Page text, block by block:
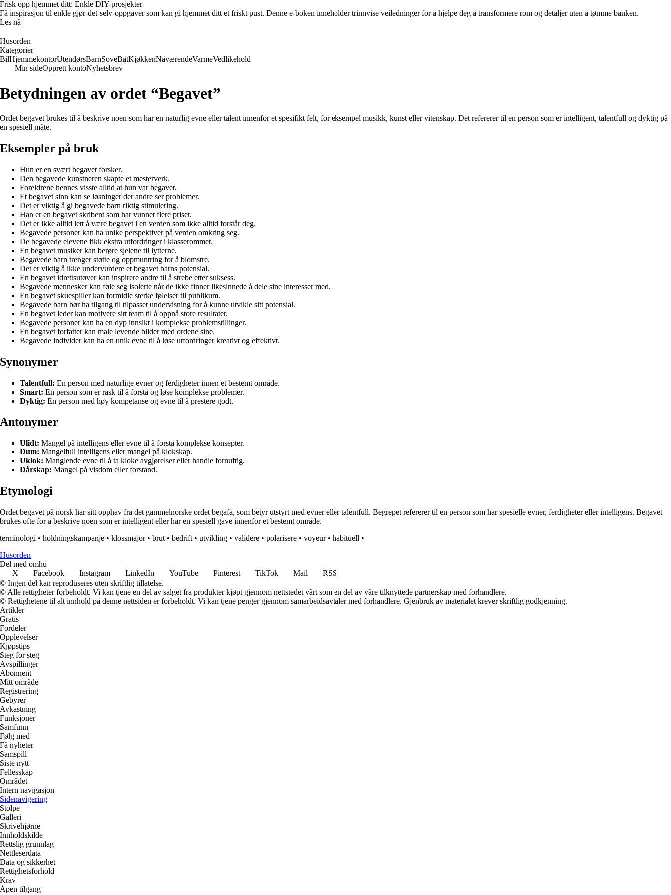
Frisk opp hjemmet ditt: Enkle DIY-prosjekter
Få inspirasjon til enkle gjør-det-selv-oppgaver som kan gi hjemmet ditt et friskt pust. Denne e-boken inneholder trinnvise veiledninger for å hjelpe deg å transformere rom og detaljer uten å tømme banken.
Les nå
Husorden
Kategorier
BilHjemmekontorUtendørsBarnSoveBåtKjøkkenNåværendeVarmeVedlikehold
Min sideOpprett kontoNyhetsbrev
Betydningen av ordet “Begavet”
Ordet begavet brukes til å beskrive noen som har en naturlig evne eller talent innenfor et spesifikt felt, for eksempel musikk, kunst eller vitenskap. Det refererer til en person som er intelligent, talentfull og dyktig på
en spesiell måte.
Eksempler på bruk
Hun er en svært begavet forsker.
Den begavede kunstneren skapte et mesterverk.
Foreldrene hennes visste alltid at hun var begavet.
Et begavet sinn kan se løsninger der andre ser problemer.
Det er viktig å gi begavede barn riktig stimulering.
Han er en begavet skribent som har vunnet flere priser.
Det er ikke alltid lett å være begavet i en verden som ikke alltid forstår deg.
Begavede personer kan ha unike perspektiver på verden omkring seg.
De begavede elevene fikk ekstra utfordringer i klasserommet.
En begavet musiker kan berøre sjelene til lytterne.
Begavede barn trenger støtte og oppmuntring for å blomstre.
Det er viktig å ikke undervurdere et begavet barns potensial.
En begavet idrettsutøver kan inspirere andre til å strebe etter suksess.
Begavede mennesker kan føle seg isolerte når de ikke finner likesinnede å dele sine interesser med.
En begavet skuespiller kan formidle sterke følelser til publikum.
Begavede barn bør ha tilgang til tilpasset undervisning for å kunne utvikle sitt potensial.
En begavet leder kan motivere sitt team til å oppnå store resultater.
Begavede personer kan ha en dyp innsikt i komplekse problemstillinger.
En begavet forfatter kan male levende bilder med ordene sine.
Begavede individer kan ha en unik evne til å løse utfordringer kreativt og effektivt.
Synonymer
Talentfull: En person med naturlige evner og ferdigheter innen et bestemt område.
Smart: En person som er rask til å forstå og løse komplekse problemer.
Dyktig: En person med høy kompetanse og evne til å prestere godt.
Antonymer
Ulidt: Mangel på intelligens eller evne til å forstå komplekse konsepter.
Dum: Mangelfull intelligens eller mangel på klokskap.
Uklok: Manglende evne til å ta kloke avgjørelser eller handle fornuftig.
Dårskap: Mangel på visdom eller forstand.
Etymologi
Ordet begavet på norsk har sitt opphav fra det gammelnorske ordet begafa, som betyr utstyrt med evner eller talentfull. Begrepet refererer til en person som har spesielle evner, ferdigheter eller intelligens. Begavet
brukes ofte for å beskrive noen som er intelligent eller har en spesiell gave innenfor et bestemt område.
terminologi • holdningskampanje • klossmajor• brut • bedrift • utvikling • validere • polarisere • voyeur• habituell •
Husorden
Del med omhu
X
Facebook Instagram LinkedIn YouTube Pinterest TikTok Mail
RSS
© Ingen del kan reproduseres uten skriftlig tillatelse.
© Alle rettigheter forbeholdt. Vi kan tjene en del av salget fra produkter kjøpt gjennom nettstedet vårt som en del av våre tilknyttede partnerskap med forhandlere.
© Rettighetene til alt innhold på denne nettsiden er forbeholdt. Vi kan tjene penger gjennom samarbeidsavtaler med forhandlere. Gjenbruk av materialet krever skriftlig godkjenning.
Artikler
Gratis
Fordeler
Opplevelser
Kjøpstips
Steg for steg
Avspillinger
Abonnent
Mitt område
Registrering
Gebyrer
Avkastning
Funksjoner
Samfunn
Følg med
Få nyheter
Samspill
Siste nytt
Fellesskap
Området
Intern navigasjon
Sidenavigering
Stolpe
Galleri
Skrivehjørne
Innholdskilde
Rettslig grunnlag
Nettleserdata
Data og sikkerhet
Rettighetsforhold
Krav
Åpen tilgang